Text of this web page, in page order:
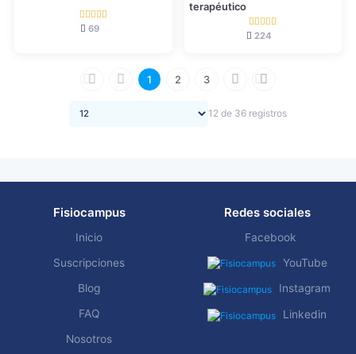
69
terapéutico
224
1 2 3
12 de 36 registros
Fisiocampus
Inicio
Suscripciones
Blog
FAQ
Nosotros
Redes sociales
Facebook
YouTube
Instagram
Linkedin